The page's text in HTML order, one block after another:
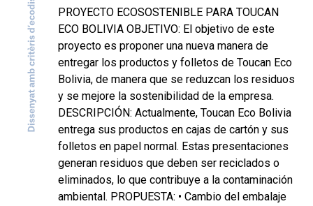
PROYECTO ECOSOSTENIBLE PARA TOUCAN
ECO BOLIVIA OBJETIVO: El objetivo de este
proyecto es proponer una nueva manera de
entregar los productos y folletos de Toucan Eco
Bolivia, de manera que se reduzcan los residuos
y se mejore la sostenibilidad de la empresa.
DESCRIPCIÓN: Actualmente, Toucan Eco Bolivia
entrega sus productos en cajas de cartón y sus
folletos en papel normal. Estas presentaciones
generan residuos que deben ser reciclados o
eliminados, lo que contribuye a la contaminación
ambiental. PROPUESTA: • Cambio del embalaje